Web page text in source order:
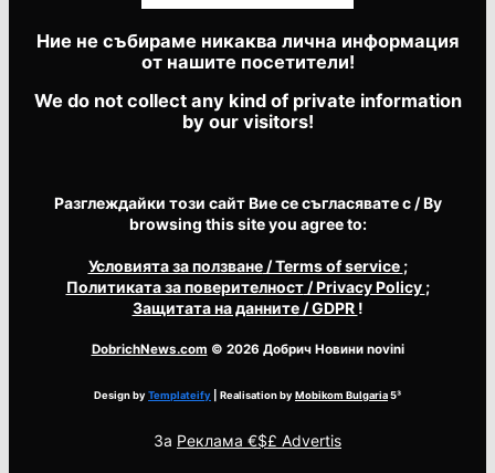
Ние не събираме никаква лична информация
от нашите посетители!
We do not collect any kind of private information
by our visitors!
Разглеждайки този сайт Вие се съгласявате с / By
browsing this site you agree to:
Условията за ползване/ Terms of service ;
Политиката за поверителност/ Privacy Policy ;
Защитата на данните/ GDPR !
DobrichNews.com © 2026 Добрич Новини novini
Design byTemplateify | Realisation byMobikom Bulgaria5³
За Реклама €$£ Advertis